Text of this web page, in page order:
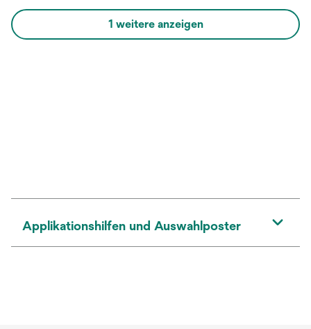
1 weitere anzeigen
Applikationshilfen und Auswahlposter